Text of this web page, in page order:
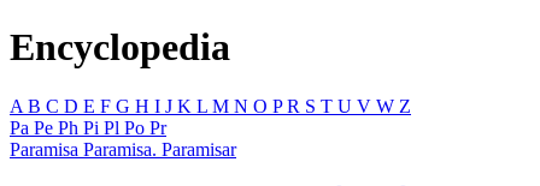
Encyclopedia
A B C D E F G H I J K L M N O PR S T U V W Z
Pa Pe Ph Pi Pl Po Pr
Paramisa Paramisa. Paramisar